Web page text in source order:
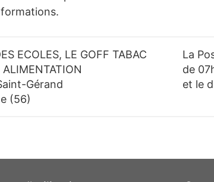
ECOLES, LE GOFF TABAC
ALIMENTATION
Gérand
(56)
La
de
et le